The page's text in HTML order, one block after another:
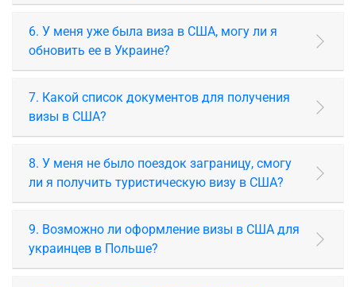
6. У меня уже была виза в США, могу ли я
обновить ее в Украине?
7. Какой список документов для получения
визы в США?
8. У меня не было поездок заграницу, смогу
ли я получить туристическую визу в США?
9. Возможно ли оформление визы в США для
украинцев в Польше?